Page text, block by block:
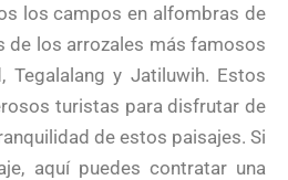
los campos en alfombras de
de los arrozales más famosos
Tegalalang y Jatiluwih. Estos
turistas para disfrutar de
de estos paisajes. Si
aquí puedes contratar una